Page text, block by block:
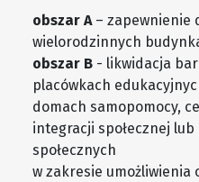
obszar A– zapewnienie
wielorodzinnych
obszar B - likwidacja
placówkach
domach samopomocy,
integracji społecznej
społecznych
w zakresie umożliwienia